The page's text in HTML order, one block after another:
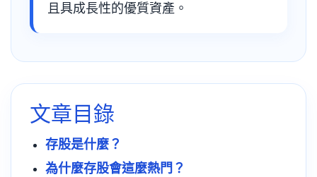
且具成長性的優質資產。
文章目錄
存股是什麼？
為什麼存股會這麼熱門？